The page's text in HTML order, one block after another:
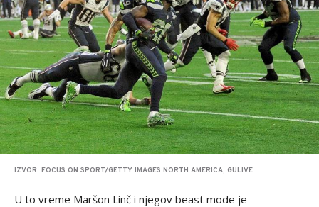
IZVOR: FOCUS ON SPORT/GETTY IMAGES NORTH AMERICA, GULIVE
U to vreme Maršon Linč i njegov beast mode je